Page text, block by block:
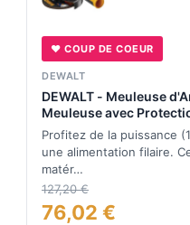
♥ COUP DE COEUR
DEWALT
DEWALT - Meuleuse
Meuleuse avec
Carter de Protection et
Positions - Lame
tr/min - 1400W
Profitez de la puissance
une alimentation filaire.
matér…
127,20 €
76,02 €